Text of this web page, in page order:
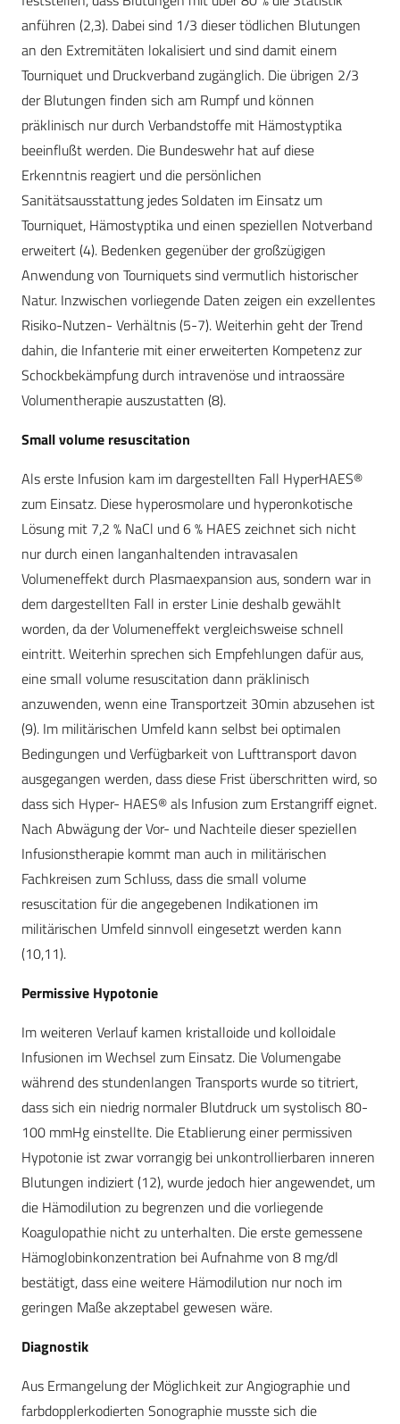
anführen (2,3). Dabei sind 1/3 dieser tödlichen Blutungen
an den Extremitäten lokalisiert und sind damit einem
Tourniquet und Druckverband zugänglich. Die übrigen 2/3
der Blutungen finden sich am Rumpf und können
präklinisch nur durch Verbandstoffe mit Hämostyptika
beeinflußt werden. Die Bundeswehr hat auf diese
Erkenntnis reagiert und die persönlichen
Sanitätsausstattung jedes Soldaten im Einsatz um
Tourniquet, Hämostyptika und einen speziellen Notverband
erweitert (4). Bedenken gegenüber der großzügigen
Anwendung von Tourniquets sind vermutlich historischer
Natur. Inzwischen vorliegende Daten zeigen ein exzellentes
Risiko-Nutzen- Verhältnis (5-7). Weiterhin geht der Trend
dahin, die Infanterie mit einer erweiterten Kompetenz zur
Schockbekämpfung durch intravenöse und intraossäre
Volumentherapie auszustatten (8).
Small volume resuscitation
Als erste Infusion kam im dargestellten Fall HyperHAES®
zum Einsatz. Diese hyperosmolare und hyperonkotische
Lösung mit 7,2 % NaCl und 6 % HAES zeichnet sich nicht
nur durch einen langanhaltenden intravasalen
Volumeneffekt durch Plasmaexpansion aus, sondern war in
dem dargestellten Fall in erster Linie deshalb gewählt
worden, da der Volumeneffekt vergleichsweise schnell
eintritt. Weiterhin sprechen sich Empfehlungen dafür aus,
eine small volume resuscitation dann präklinisch
anzuwenden, wenn eine Transportzeit 30min abzusehen ist
(9). Im militärischen Umfeld kann selbst bei optimalen
Bedingungen und Verfügbarkeit von Lufttransport davon
ausgegangen werden, dass diese Frist überschritten wird, so
dass sich Hyper- HAES® als Infusion zum Erstangriff eignet.
Nach Abwägung der Vor- und Nachteile dieser speziellen
Infusionstherapie kommt man auch in militärischen
Fachkreisen zum Schluss, dass die small volume
resuscitation für die angegebenen Indikationen im
militärischen Umfeld sinnvoll eingesetzt werden kann
(10,11).
Permissive Hypotonie
Im weiteren Verlauf kamen kristalloide und kolloidale
Infusionen im Wechsel zum Einsatz. Die Volumengabe
während des stundenlangen Transports wurde so titriert,
dass sich ein niedrig normaler Blutdruck um systolisch 80-
100 mmHg einstellte. Die Etablierung einer permissiven
Hypotonie ist zwar vorrangig bei unkontrollierbaren inneren
Blutungen indiziert (12), wurde jedoch hier angewendet, um
die Hämodilution zu begrenzen und die vorliegende
Koagulopathie nicht zu unterhalten. Die erste gemessene
Hämoglobinkonzentration bei Aufnahme von 8 mg/dl
bestätigt, dass eine weitere Hämodilution nur noch im
geringen Maße akzeptabel gewesen wäre.
Diagnostik
Aus Ermangelung der Möglichkeit zur Angiographie und
farbdopplerkodierten Sonographie musste sich die